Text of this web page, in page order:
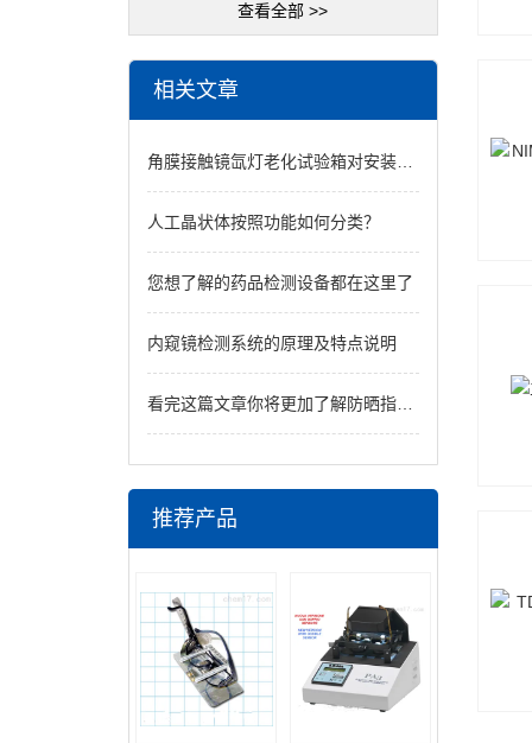
查看全部 >>
相关文章
角膜接触镜氙灯老化试验箱对安装场地有何要求？
人工晶状体按照功能如何分类？
您想了解的药品检测设备都在这里了
内窥镜检测系统的原理及特点说明
看完这篇文章你将更加了解防晒指数SPF检测仪
推荐产品